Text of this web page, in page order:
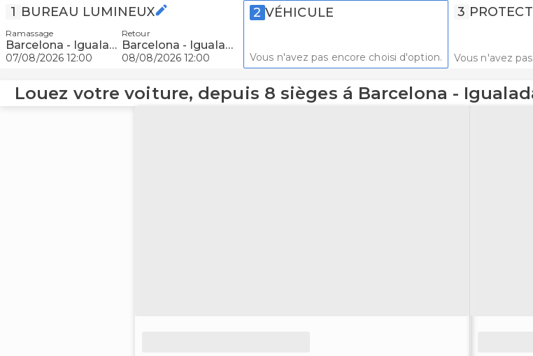
1 BUREAU LUMINEUX
Ramassage
Barcelona - Igualada
07/08/2026 12:00
Retour
Barcelona - Igualada
08/08/2026 12:00
2 VÉHICULE
Vous n'avez pas encore choisi d'option.
3
Vous n'avez
Louez votre voiture, depuis 8 sièges á Barcelona -